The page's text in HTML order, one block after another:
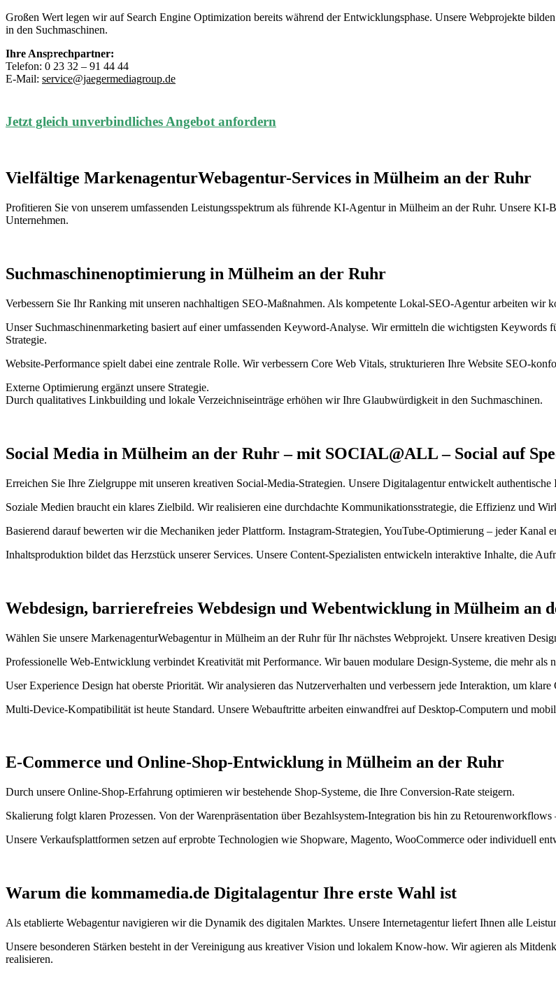
Großen Wert legen wir auf Search Engine Optimization bereits während der Entwicklungsphase. Unsere Webprojekte
in den Suchmaschinen.
Ihre Ansprechpartner:
Telefon: 0 23 32 – 91 44 44
E-Mail: service@jaegermediagroup.de
Jetzt gleich unverbindliches Angebot anfordern
Vielfältige MarkenagenturWebagentur-Services in Mülheim an der Ruhr
Profitieren Sie von unserem umfassenden Leistungsspektrum als führende KI-Agentur in Mülheim an der Ruhr. Unsere
Unternehmen.
Suchmaschinenoptimierung in Mülheim an der Ruhr
Verbessern Sie Ihr Ranking mit unseren nachhaltigen SEO-Maßnahmen. Als kompetente Lokal-SEO-Agentur arbeiten wir
Unser Suchmaschinenmarketing basiert auf einer umfassenden Keyword-Analyse. Wir ermitteln die wichtigsten
Strategie.
Website-Performance spielt dabei eine zentrale Rolle. Wir verbessern Core Web Vitals, strukturieren Ihre Website SEO-
Externe Optimierung ergänzt unsere Strategie.
Durch qualitatives Linkbuilding und lokale Verzeichniseinträge erhöhen wir Ihre Glaubwürdigkeit in den Suchmaschinen.
Social Media in Mülheim an der Ruhr – mit SOCIAL@ALL – Social auf
Erreichen Sie Ihre Zielgruppe mit unseren kreativen Social-Media-Strategien. Unsere Digitalagentur entwickelt
Soziale Medien braucht ein klares Zielbild. Wir realisieren eine durchdachte Kommunikationsstrategie, die Effizienz und
Basierend darauf bewerten wir die Mechaniken jeder Plattform. Instagram-Strategien, YouTube-Optimierung – jeder Kanal
Inhaltsproduktion bildet das Herzstück unserer Services. Unsere Content-Spezialisten entwickeln interaktive Inhalte, die
Webdesign, barrierefreies Webdesign und Webentwicklung in Mülheim an
Wählen Sie unsere MarkenagenturWebagentur in Mülheim an der Ruhr für Ihr nächstes Webprojekt. Unsere kreativen
Professionelle Web-Entwicklung verbindet Kreativität mit Performance. Wir bauen modulare Design-Systeme, die mehr als
User Experience Design hat oberste Priorität. Wir analysieren das Nutzerverhalten und verbessern jede Interaktion, um
Multi-Device-Kompatibilität ist heute Standard. Unsere Webauftritte arbeiten einwandfrei auf Desktop-Computern und
E-Commerce und Online-Shop-Entwicklung in Mülheim an der Ruhr
Durch unsere Online-Shop-Erfahrung optimieren wir bestehende Shop-Systeme, die Ihre Conversion-Rate steigern.
Skalierung folgt klaren Prozessen. Von der Warenpräsentation über Bezahlsystem-Integration bis hin zu
Unsere Verkaufsplattformen setzen auf erprobte Technologien wie Shopware, Magento, WooCommerce oder individuell
Warum die kommamedia.de Digitalagentur Ihre erste Wahl ist
Als etablierte Webagentur navigieren wir die Dynamik des digitalen Marktes. Unsere Internetagentur liefert Ihnen alle
Unsere besonderen Stärken besteht in der Vereinigung aus kreativer Vision und lokalem Know-how. Wir agieren als
realisieren.